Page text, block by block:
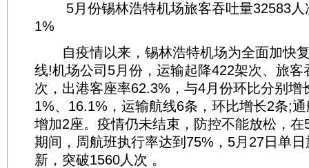
5月份锡林浩特机场旅客吞吐量32583人
1%
自疫情以来，锡林浩特机场为全面加快
线!机场公司5月份，运输起降422架次、旅客
次，出港客座率62.3%，与4月份环比分别增
1%、16.1%，运输航线6条，环比增长2条;
增加2座。疫情仍未结束，防控不能放松，
期间，周航班执行率达到75%，5月27日单
新，突破1560人次 。